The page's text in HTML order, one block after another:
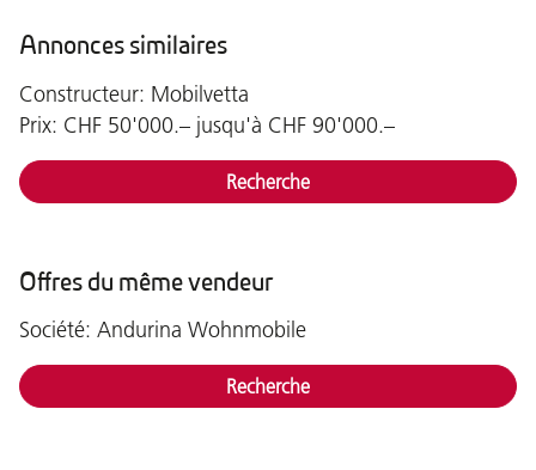
Annonces similaires
Constructeur: Mobilvetta
Prix: CHF 50'000.– jusqu'à CHF 90'000.–
Recherche
Offres du même vendeur
Société: Andurina Wohnmobile
Recherche